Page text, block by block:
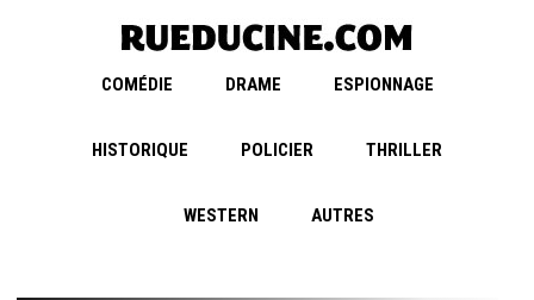
COMÉDIE DRAME ESPIONNAGE
HISTORIQUE POLICIER THRILLER
WESTERN AUTRES